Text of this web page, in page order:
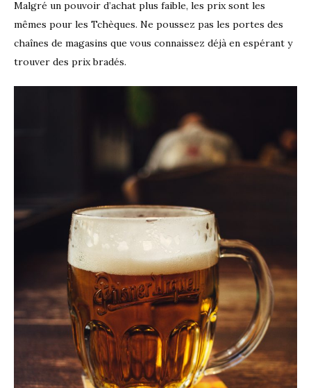
Malgré un pouvoir d’achat plus faible, les prix sont les
mêmes pour les Tchèques. Ne poussez pas les portes des
chaînes de magasins que vous connaissez déjà en espérant y
trouver des prix bradés.